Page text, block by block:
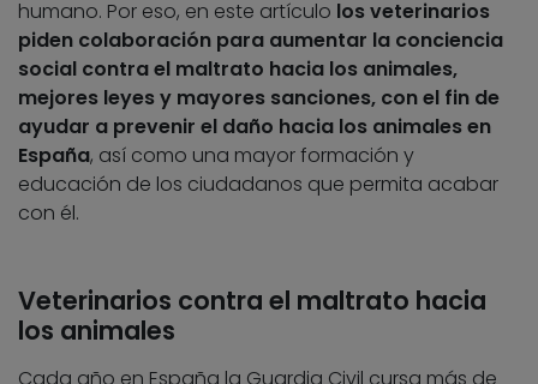
humano. Por eso, en este artículo los veterinarios
piden colaboración para aumentar la conciencia
social contra el maltrato hacia los animales,
mejores leyes y mayores sanciones, con el fin de
ayudar a prevenir el daño hacia los animales en
España, así como una mayor formación y
educación de los ciudadanos que permita acabar
con él.
Veterinarios contra el maltrato hacia
los animales